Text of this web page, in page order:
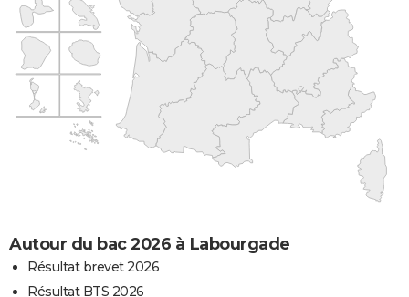
Autour du bac 2026 à Labourgade
Résultat brevet 2026
Résultat BTS 2026